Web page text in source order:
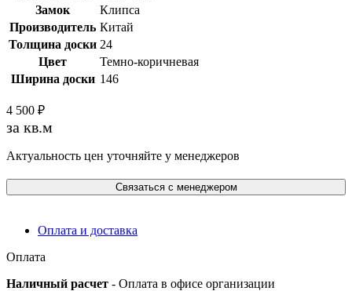
Замок
Клипса
Производитель Китай
Толщина доски 24
Цвет
Темно-коричневая
Ширина доски 146
4 500 ₽
за кв.м
Актуальность цен уточняйте у менеджеров
Связаться с менеджером
Оплата и доставка
Оплата
Наличный расчет - Оплата в офисе организации